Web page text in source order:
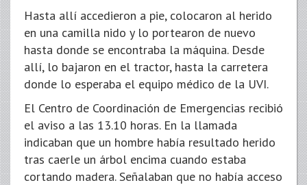
Hasta allí accedieron a pie, colocaron al herido
en una camilla nido y lo portearon de nuevo
hasta donde se encontraba la máquina. Desde
allí, lo bajaron en el tractor, hasta la carretera
donde lo esperaba el equipo médico de la UVI.
El Centro de Coordinación de Emergencias recibió
el aviso a las 13.10 horas. En la llamada
indicaban que un hombre había resultado herido
tras caerle un árbol encima cuando estaba
cortando madera. Señalaban que no había acceso